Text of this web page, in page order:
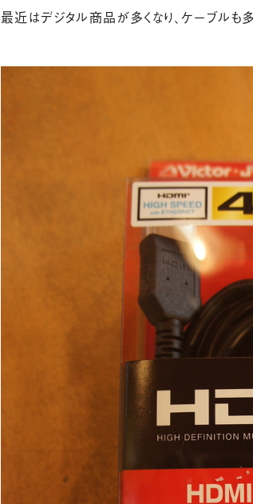
最近はデジタル商品が多くなり、ケーブルも